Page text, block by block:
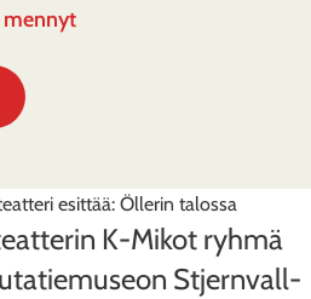
mennyt
esittää: Öllerin talossa
K-Mikot ryhmä
Stjernvall-